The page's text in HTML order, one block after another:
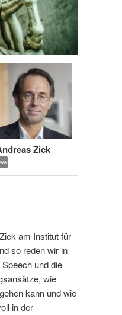
Zick
am Institut für
so reden wir in
und die
wie
kann und wie
in der